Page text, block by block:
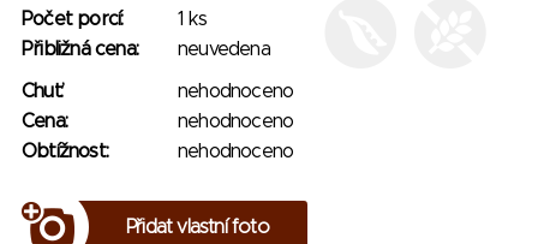
Počet porcí:
1 ks
Přibližná cena:
neuvedena
Chuť:
nehodnoceno
Cena:
nehodnoceno
Obtížnost:
nehodnoceno
Přidat vlastní foto